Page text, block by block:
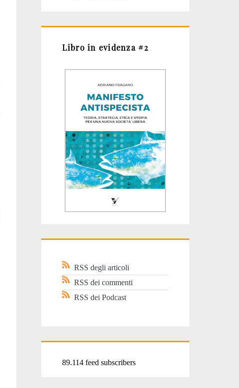
Libro in evidenza #2
RSS degli articoli
RSS dei commenti
RSS dei Podcast
89.114 feed subscribers